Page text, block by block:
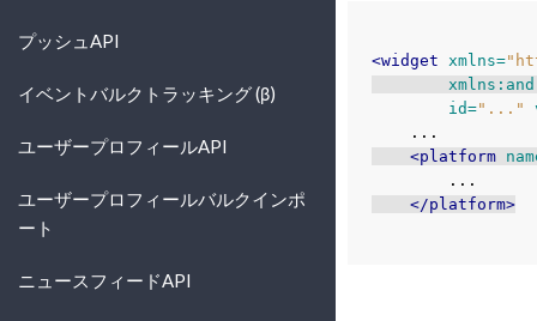
プッシュAPI
イベントバルクトラッキング (β)
ユーザープロフィールAPI
ユーザープロフィールバルクインポ
ート
ニュースフィードAPI
<widget xmlns=
id="..."
<platform
</platform>